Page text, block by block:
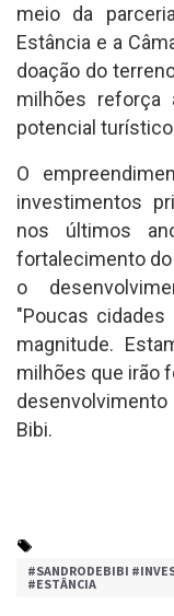
meio da
Estância e a
doação do
milhões reforça
potencial
O
investimentos
nos últimos
fortalecimento
o
"Poucas
magnitude.
milhões que irão
Bibi.
#SANDRODEBIBI
#ESTÂNCIA